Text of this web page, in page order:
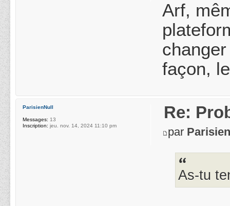
Arf,
façon,
Re:
par
As-tu
ParisienNull
Messages: 13
Inscription: jeu. nov. 14, 2024 11:10 pm